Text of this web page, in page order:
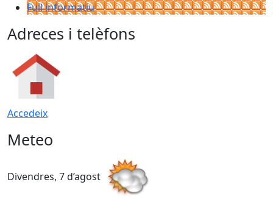
Full informatiu
Adreces i telèfons
Accedeix
Meteo
Divendres, 7 d’agost